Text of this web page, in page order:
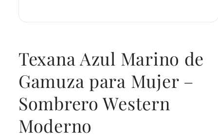
modal
Texana Azul Marino de
Gamuza para Mujer –
Sombrero Western
Moderno